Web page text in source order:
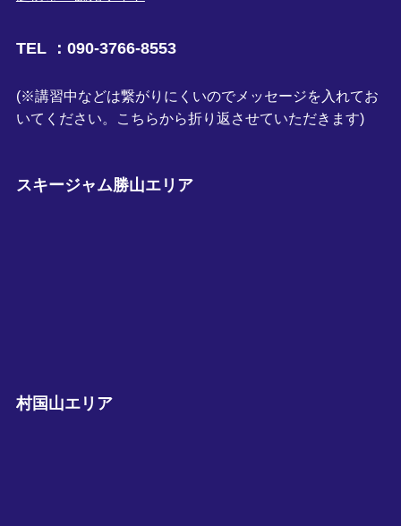
TEL ：090-3766-8553
(※講習中などは繋がりにくいのでメッセージを入れてお
いてください。こちらから折り返させていただきます)
スキージャム勝山エリア
村国山エリア